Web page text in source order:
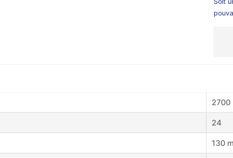
2700
24
130